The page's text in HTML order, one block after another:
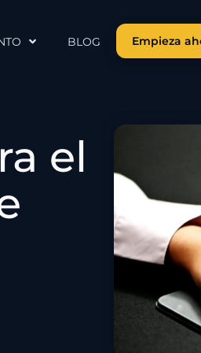
BLOG Empieza
el